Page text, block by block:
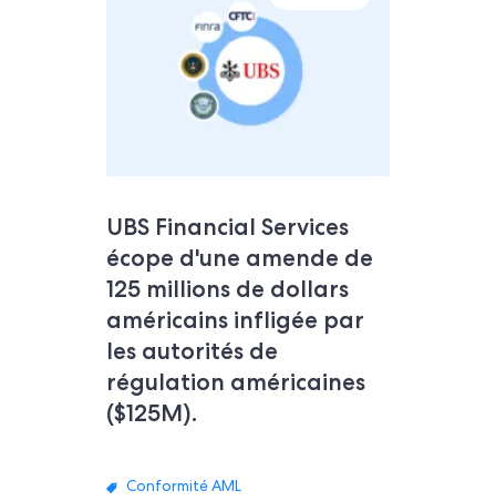
UBS Financial Services
écope d'une amende de
125 millions de dollars
américains infligée par
les autorités de
régulation américaines
($125M).
Conformité AML